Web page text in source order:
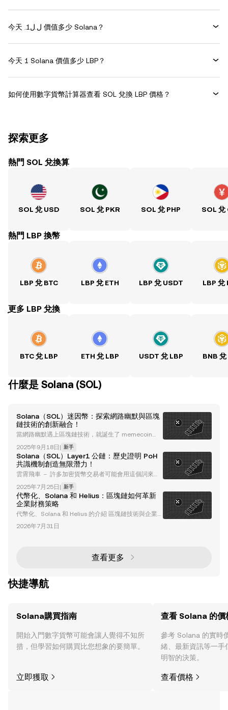
今天 .ل.ل1 價值多少 Solana？
今天 1 Solana 價值多少 LBP？
如何使用數字貨幣計算器查看 SOL 兌換 LBP 價格？
探索更多
熱門 SOL 兌換算
SOL 兌 USD SOL 兌 PKR SOL 兌 PHP SOL 兌
熱門 LBP 換幣
LBP 兌 BTC LBP 兌 ETH LBP 兌 USDT LBP 兌
ִִִִִִִִִִִִִִִִִִִִִִִִִִִִִִִִִִִִִִִִִִִִִִִִ更多 LBP 兌換
BTC 兌 LBP ETH 兌 LBP USDT 兌 LBP BNB 兌
什麼是 Solana (SOL)
Solana（SOL）迷因幣：探索網路幽默與區塊
鏈技術的創新融合！
當網路幽默遇上區塊鏈技術，就誕生了 memecoin
——這些輕鬆有趣的數位資產，因其價格波動而備受關
注。如今，Solana 網路已成為許多 memecoin 開發者
的首選，憑藉其快速的交易速度、相較競爭網絡更低的
費用、智能合約功能，以及推動網絡發展的強大建設者
社區，吸引了大量專案在此發展。 這些優勢促使 Dog
wifhat 和 Slothana 等計畫在 Solana 上推出，成功籌
集 50 萬美
2025年9月18日 | 新手
Solana（SOL）Layer1 公鏈：歷史證明 PoH
共識機制創造無限潛力！
雲霄飛車 － 許多加密貨幣交易者可能會用這個詞來描
述 Solana 原生 SOL 代幣的興衰。自 2022 年 11 月 FT
X 崩盤後跌至 8 美元低點以來，Solana 最近一直在上
漲。 由於最近比特幣現貨 ETF 可能獲得批准的興奮，
我們看到 SOL 大幅上漲。因此，該代幣成功消除了所
有與 FTX 相關的損失。隨著 SOL 代幣持有者的目光越
來越高，對於加密貨幣界的好奇者來說，現在正是時候
2025年7月25日 | 新手
代幣化、Solana 和 Helius：區塊鏈如何革新
企業財務策略
代幣化、Solana 和 Helius 的介紹 區塊鏈技術與企業
財務策略的融合正在革新金融系統，而代幣化正成為創
新的重要驅動力。Helius，一家具有前瞻性思維的公
利用代幣化和 Solana 改變企業財務。 什麼是代幣化及
其重要性？ 代幣化是將現實世界的資產轉換為區塊鏈
2026年7月31日
查看更多
快捷導航
Solana購買指南
開始入門數字貨幣可能會讓人覺得不知所
措，但學習如何購買比您想象的要簡單。
立即獲取
查看 Solana 的價
參考 Solana 的實時
緒、最新資訊等一手
明智的決策。
查看價格